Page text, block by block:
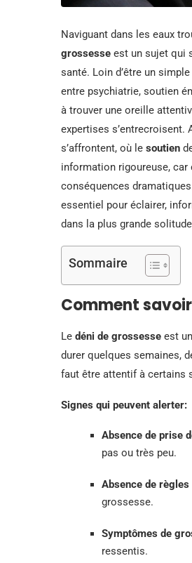
Naviguant dans les eaux
grossesse est un sujet qui
santé. Loin d’être un
entre psychiatrie, soutien
à trouver une oreille
expertises s’entrecroisent.
s’affrontent, où le soutien
information rigoureuse, car
conséquences
essentiel pour éclairer,
dans la plus grande
Sommaire
Comment
Le déni de grossesse est
durer quelques semaines,
faut être attentif à certains
Signes qui peuvent alerter:
Absence de prise
pas ou très peu.
Absence de règles
grossesse.
Symptômes de
ressentis.